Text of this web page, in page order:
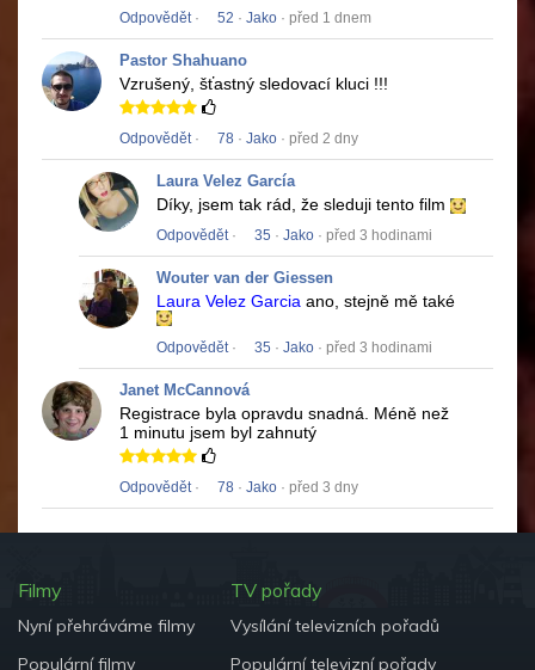
Odpovědět· 52 · Jako · před 1 dnem
Pastor Shahuano
Vzrušený, šťastný sledovací kluci !!!
Odpovědět· 78 · Jako · před 2 dny
Laura Velez García
Díky, jsem tak rád, že sleduji tento film
Odpovědět· 35 · Jako · před 3 hodinami
Wouter van der Giessen
Laura Velez Garcia ano, stejně mě také
Odpovědět· 35 · Jako · před 3 hodinami
Janet McCannová
Registrace byla opravdu snadná. Méně než
1 minutu jsem byl zahnutý
Odpovědět· 78 · Jako · před 3 dny
Filmy
Nyní přehráváme filmy
Populární filmy
TV pořady
Vysílání televizních pořadů
Populární televizní pořady